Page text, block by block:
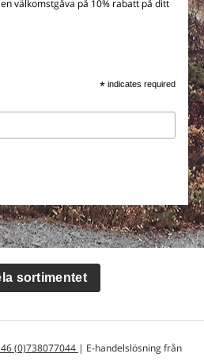
välkomstgåva på 10% rabatt på ditt
* indicates required
sortimentet
(0)738077044 | E-handelslösning från